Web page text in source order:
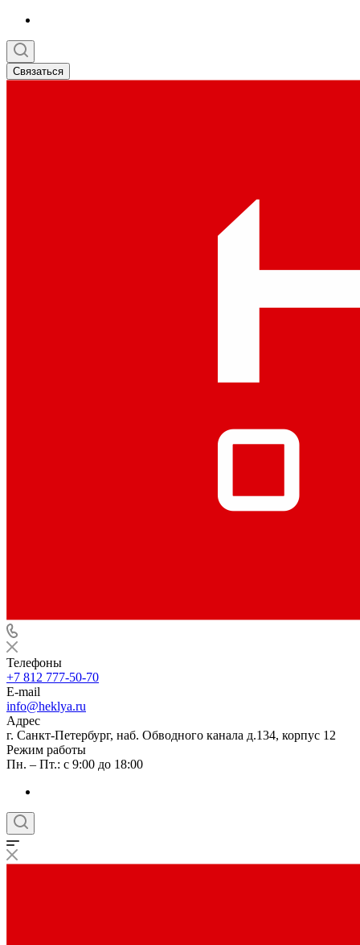
Связаться
Телефоны
+7 812 777-50-70
E-mail
info@heklya.ru
Адрес
г. Санкт-Петербург, наб. Обводного канала д.134, корпус 12
Режим работы
Пн. – Пт.: с 9:00 до 18:00